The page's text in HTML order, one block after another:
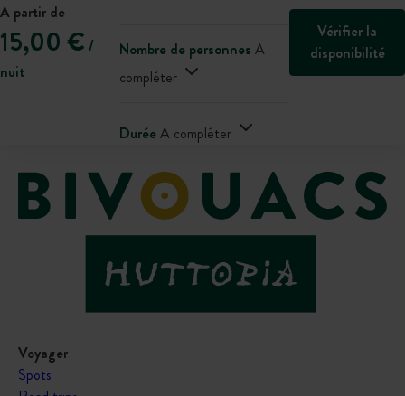
A partir de
15,00 € /
nuit
Nombre de personnes A
compléter
DuréeA compléter
Vérifier la
disponibilité
Voyager
Spots